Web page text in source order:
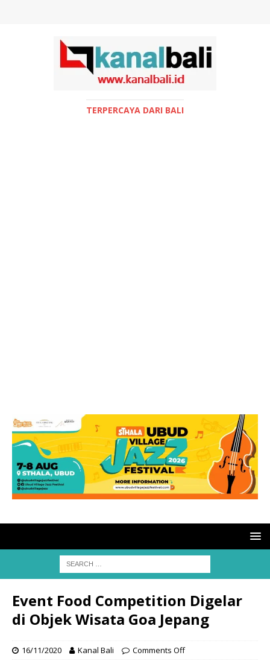
TERPERCAYA DARI BALI
Event Food Competition Digelar
di Objek Wisata Goa Jepang
16/11/2020 Kanal Bali Comments Off